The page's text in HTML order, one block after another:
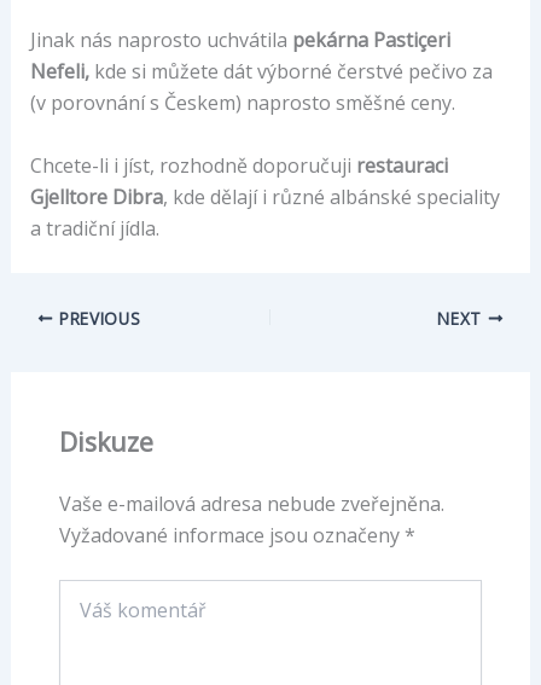
Jinak nás naprosto uchvátila pekárna Pastiçeri
Nefeli,kde si můžete dát výborné čerstvé pečivo za
(v porovnání s Českem) naprosto směšné ceny.
Chcete-li i jíst, rozhodně doporučuji restauraci
Gjelltore Dibra, kde dělají i různé albánské speciality
a tradiční jídla.
PREVIOUS NEXT
Diskuze
Vaše e-mailová adresa nebude zveřejněna.
Vyžadované informace jsou označeny *
komentář